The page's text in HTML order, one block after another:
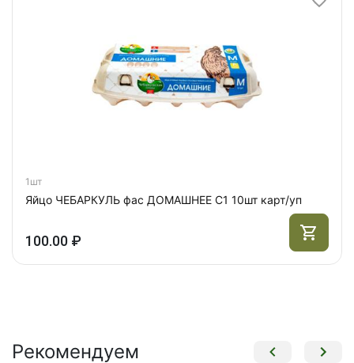
1шт
Яйцо ЧЕБАРКУЛЬ фас ДОМАШНЕЕ С1 10шт карт/уп
100.00 ₽
Рекомендуем